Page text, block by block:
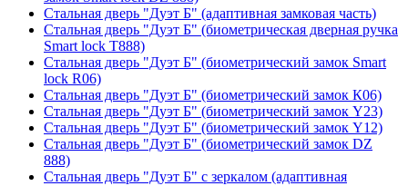
Стальная дверь "Дуэт Б" (адаптивная замковая часть)
Стальная дверь "Дуэт Б" (биометрическая дверная ручка
Smart lock T888)
Стальная дверь "Дуэт Б" (биометрический замок Smart
lock R06)
Стальная дверь "Дуэт Б" (биометрический замок К06)
Стальная дверь "Дуэт Б" (биометрический замок Y23)
Стальная дверь "Дуэт Б" (биометрический замок Y12)
Стальная дверь "Дуэт Б" (биометрический замок DZ
888)
Стальная дверь "Дуэт Б" с зеркалом (адаптивная